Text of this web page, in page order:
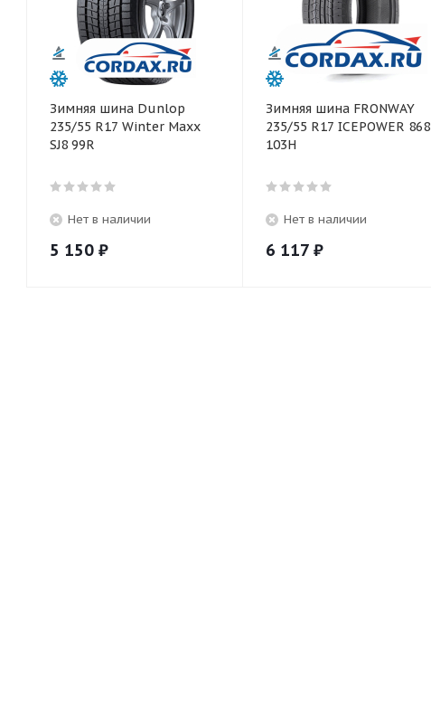
Зимняя шина Dunlop
235/55 R17 Winter Maxx
SJ8 99R
Нет в наличии
5 150 ₽
Зимняя шина FRONWAY
235/55 R17 ICEPOWER 868
103H
Нет в наличии
6 117 ₽